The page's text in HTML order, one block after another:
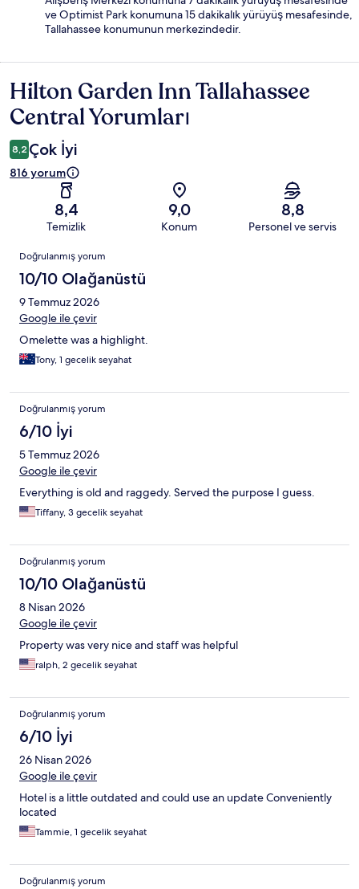
ve Optimist Park konumuna 15 dakikalık yürüyüş mesafesinde,
Tallahassee konumunun merkezindedir.
Yorumlar
Hilton Garden Inn Tallahassee
Central Yorumları
8,2 Çok İyi
816 yorum
8,4
Temizlik
9,0
Konum
8,8
Personel ve servis
Yorumlar
Doğrulanmış yorum
10/10 Olağanüstü
9 Temmuz 2026
Google ile çevir
Omelette was a highlight.
Tony, 1 gecelik seyahat
Doğrulanmış yorum
6/10 İyi
5 Temmuz 2026
Google ile çevir
Everything is old and raggedy. Served the purpose I guess.
Tiffany, 3 gecelik seyahat
Doğrulanmış yorum
10/10 Olağanüstü
8 Nisan 2026
Google ile çevir
Property was very nice and staff was helpful
ralph, 2 gecelik seyahat
Doğrulanmış yorum
6/10 İyi
26 Nisan 2026
Google ile çevir
Hotel is a little outdated and could use an update Conveniently
located
Tammie, 1 gecelik seyahat
Doğrulanmış yorum